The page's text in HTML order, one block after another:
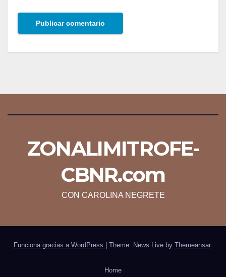
ZONALIMITROFE-
CBNR.com
CON CAROLINA NEGRETE
Funciona gracias a WordPress Theme: News Live by Themeansar.
Home